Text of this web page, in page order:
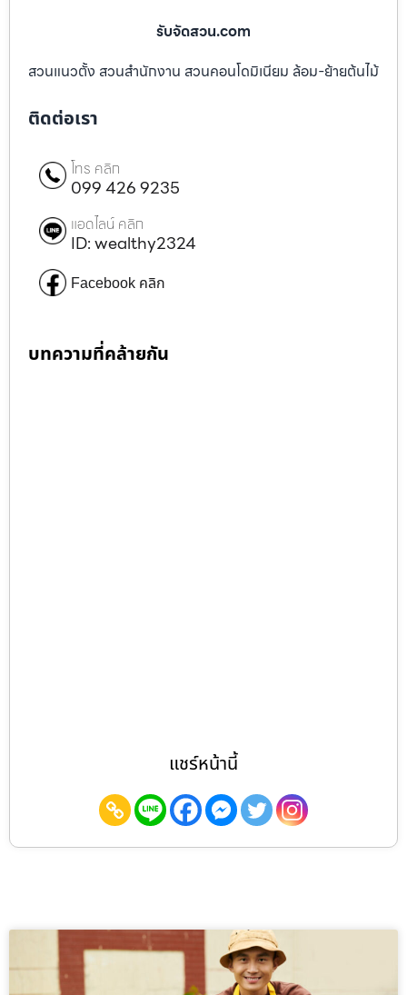
รับจัดสวน.com
สวนแนวตั้ง สวนสำนักงาน สวนคอนโดมิเนียม ล้อม-ย้ายต้นไม้
ติดต่อเรา
โทร คลิก
099 426 9235
แอดไลน์ คลิก
ID: wealthy2324
Facebook คลิก
บทความที่คล้ายกัน
แชร์หน้านี้